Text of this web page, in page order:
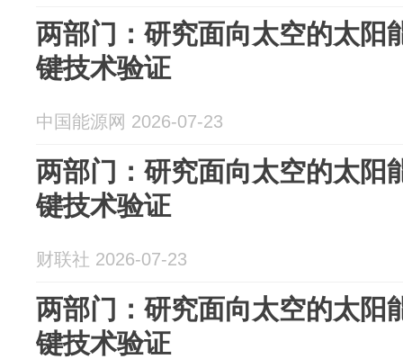
两部门：研究面向太空的太阳
键技术验证
中国能源网 2026-07-23
两部门：研究面向太空的太阳
键技术验证
财联社 2026-07-23
两部门：研究面向太空的太阳
键技术验证